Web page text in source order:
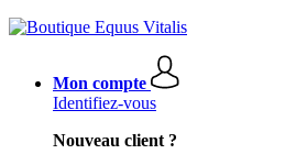
Mon compte
Identifiez-vous
Nouveau client ?